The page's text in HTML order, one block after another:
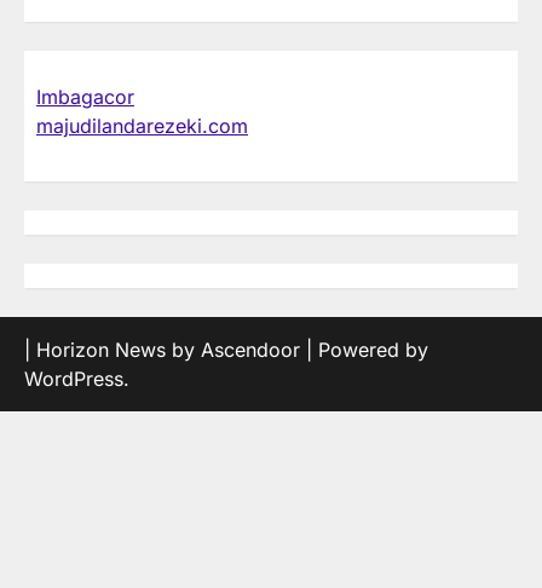
Imbagacor
majudilandarezeki.com
| Horizon News by Ascendoor | Powered by
WordPress.